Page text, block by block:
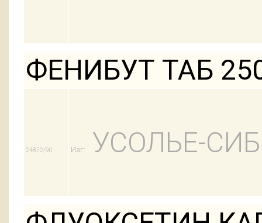
ФЕНИБУТ ТАБ
24872/90 Изг: УСОЛЬЕ-